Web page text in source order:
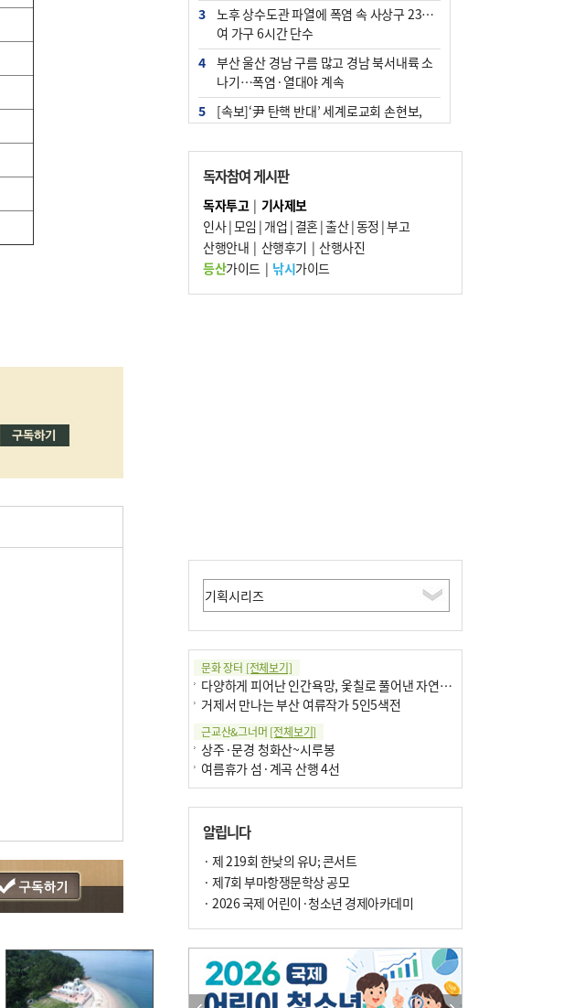
3
노후 상수도관 파열에 폭염 속 사상구 2300
여 가구 6시간 단수
4
부산 울산 경남 구름 많고 경남 북서내륙 소
나기…폭염·열대야 계속
5
[속보]‘尹 탄핵 반대’ 세계로교회 손현보,
군사기밀 유출자 색출 지시
7
부산 주유소 휘발유 평균가 ℓ당 1849원…
전주보다 3원 ↓
8
[속보] ‘심판 성접대’ 논란 축구협회 공식 사
과…“현재는 부적절 행위 없어”
독자참여 게시판
독자투고| 기사제보
인사|모임 | 개업 | 결혼|출산|동정 |부고
산행안내 | 산행후기 | 산행사진
등산가이드| 낚시가이드
문화 장터 [전체보기]
다양하게 피어난 인간욕망, 옻칠로 풀어낸 자연의 이치
거제서 만나는 부산 여류작가 5인5색전
근교산&그너머 [전체보기]
상주·문경 청화산~시루봉
여름휴가 섬·계곡 산행 4선
알립니다
· 제 219회 한낮의 유U; 콘서트
· 제7회 부마항쟁문학상 공모
· 2026 국제 어린이·청소년 경제아카데미